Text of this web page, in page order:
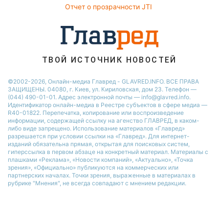
Новости Ровно
Новости Днепра
Новости Запорожья
Новости Тернополя
Новости Одессы
Отчет о прозрачности JTI
ТВОЙ ИСТОЧНИК НОВОСТЕЙ
©2002-2026, Онлайн-медиа Главред - GLAVRED.INFO. ВСЕ ПРАВА
ЗАЩИЩЕНЫ. 04080, г. Киев, ул. Кириловская, дом 23. Телефон —
(044) 490-01-01. Адрес электронной почты — info@glavred.info.
Идентификатор онлайн-медиа в Реестре cубъектов в сфере медиа —
R40-01822. Перепечатка, копирование или воспроизведение
информации, содержащей ссылку на агенство ГЛАВРЕД, в каком-
либо виде запрещено. Использование материалов «Главред»
разрешается при условии ссылки на «Главред». Для интернет-
изданий обязательна прямая, открытая для поисковых систем,
гиперссылка в первом абзаце на конкретный материал. Материалы с
плашками «Реклама», «Новости компаний», «Актуально», «Точка
зрения», «Официально» публикуются на коммерческих или
партнерских началах. Точки зрения, выраженные в материалах в
рубрике "Мнения", не всегда совпадают с мнением редакции.